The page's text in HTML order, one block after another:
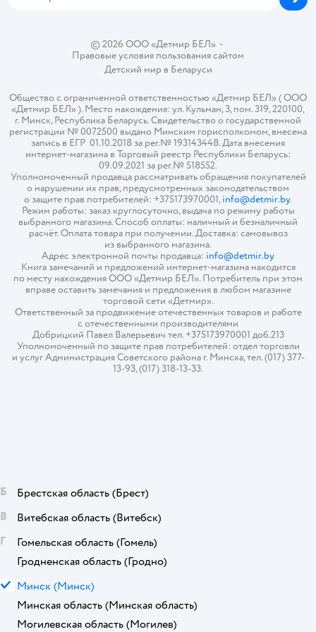
© 2026 ООО «Детмир БЕЛ»•
Правовые условия пользования сайтом
Детский мир в Беларуси
Общество с ограниченной ответственностью «Детмир БЕЛ» ( ООО
«Детмир БЕЛ» ). Место нахождения: ул. Кульман, 3, пом. 319, 220100,
г. Минск, Республика Беларусь. Свидетельство о государственной
регистрации № 0072500 выдано Минским горисполкомом, внесена
запись в ЕГР 01.10.2018 за рег.№ 193143448. Дата внесения
интернет-магазина в Торговый реестр Республики Беларусь:
09.09.2021 за рег.№ 518552.
Уполномоченный продавца рассматривать обращения покупателей
о нарушении их прав, предусмотренных законодательством
о защите прав потребителей: +375173970001,info@detmir.by.
Режим работы: заказ круглосуточно, выдача по режиму работы
выбранного магазина. Способ оплаты: наличный и безналичный
расчёт. Оплата товара при получении. Доставка: самовывоз
из выбранного магазина.
Адрес электронной почты продавца: info@detmir.by
Книга замечаний и предложений интернет-магазина находится
по месту нахождения ООО «Детмир БЕЛ». Потребитель при этом
вправе оставить замечания и предложения в любом магазине
торговой сети «Детмир».
Ответственный за продвижение отечественных товаров и работе
с отечественными производителями
Добрицкий Павел Валерьевич тел. +375173970001 доб.213
Уполномоченный по защите прав потребителей: отдел торговли
и услуг Администрация Советского района г. Минска, тел. (017) 377-
13-93, (017) 318-13-33.
Б Брестская область (Брест)
В
Витебская область (Витебск)
Г
Гомельская область (Гомель)
Гродненская область (Гродно)
М Минск (Минск)
Минская область (Минская область)
Могилевская область (Могилев)